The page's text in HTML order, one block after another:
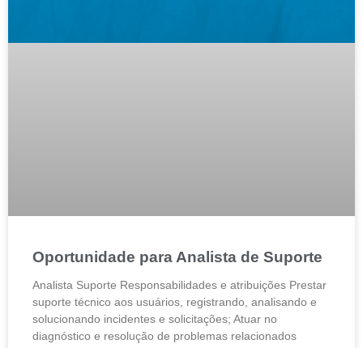
Oportunidade para Analista de Suporte
Analista Suporte Responsabilidades e atribuições Prestar
suporte técnico aos usuários, registrando, analisando e
solucionando incidentes e solicitações; Atuar no
diagnóstico e resolução de problemas relacionados